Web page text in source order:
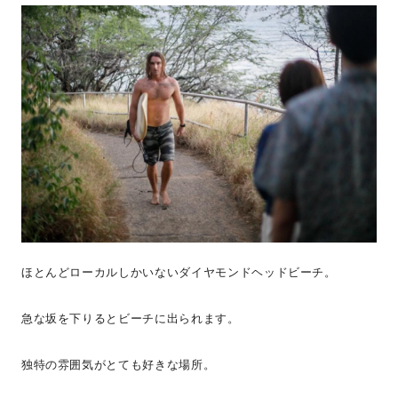
ほとんどローカルしかいないダイヤモンドヘッドビーチ。
急な坂を下りるとビーチに出られます。
独特の雰囲気がとても好きな場所。